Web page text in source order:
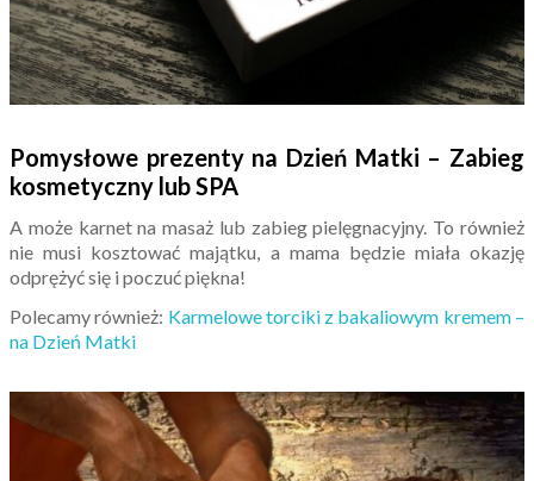
Pomysłowe prezenty na Dzień Matki – Zabieg
kosmetyczny lub SPA
A może karnet na masaż lub zabieg pielęgnacyjny. To również
nie musi kosztować majątku, a mama będzie miała okazję
odprężyć się i poczuć piękna!
Polecamy również: Karmelowe torciki z bakaliowym kremem –
na Dzień Matki